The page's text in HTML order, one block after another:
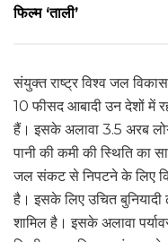
फिल्म ‘ताली’
संयुक्त राष्ट्र विश्व जल
10 फीसद आबादी उन देशों में
हैं। इसके अलावा 3.5 अरब
पानी की कमी की स्थिति का
जल संकट से निपटने के लिए
है। इसके लिए उचित
शामिल है। इसके अलावा